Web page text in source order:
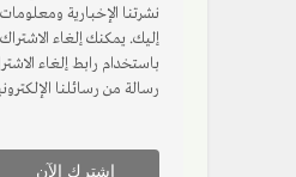
نشرتنا الإخبارية
إليك. يمكنك إلغاء
باستخدام رابط إلغاء
رسالة من رسائلنا